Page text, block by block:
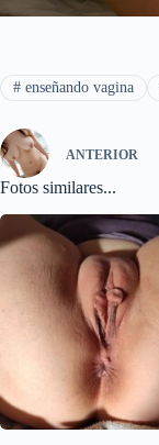
#enseñando vagina
ANTERIOR
Fotos similares...